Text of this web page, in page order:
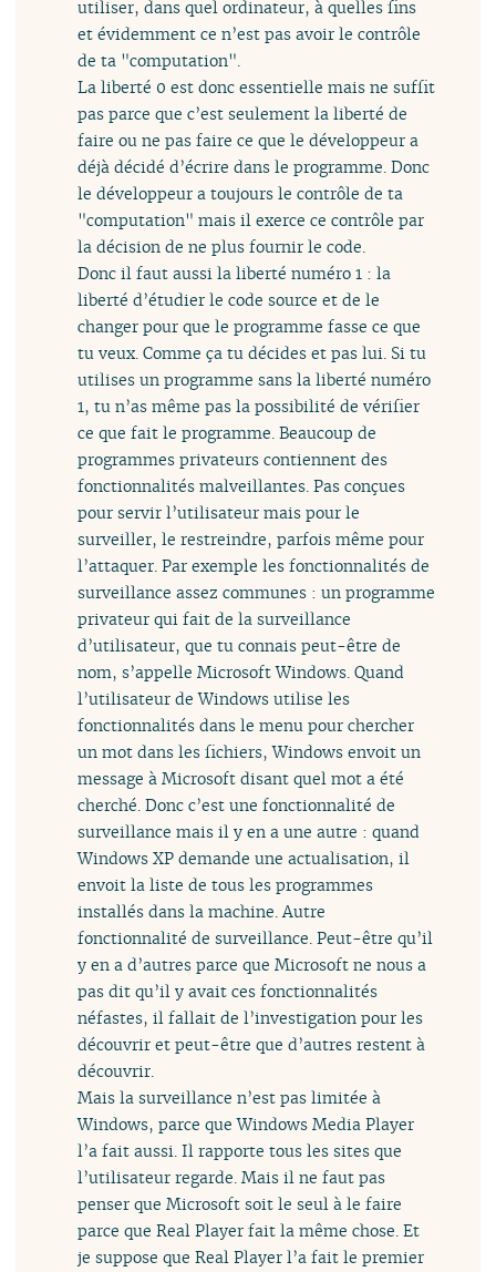
utiliser, dans quel ordinateur, à quelles fins
et évidemment ce n’est pas avoir le contrôle
de ta "computation".
La liberté 0 est donc essentielle mais ne suffit
pas parce que c’est seulement la liberté de
faire ou ne pas faire ce que le développeur a
déjà décidé d’écrire dans le programme. Donc
le développeur a toujours le contrôle de ta
"computation" mais il exerce ce contrôle par
la décision de ne plus fournir le code.
Donc il faut aussi la liberté numéro 1 : la
liberté d’étudier le code source et de le
changer pour que le programme fasse ce que
tu veux. Comme ça tu décides et pas lui. Si tu
utilises un programme sans la liberté numéro
1, tu n’as même pas la possibilité de vérifier
ce que fait le programme. Beaucoup de
programmes privateurs contiennent des
fonctionnalités malveillantes. Pas conçues
pour servir l’utilisateur mais pour le
surveiller, le restreindre, parfois même pour
l’attaquer. Par exemple les fonctionnalités de
surveillance assez communes : un programme
privateur qui fait de la surveillance
d’utilisateur, que tu connais peut-être de
nom, s’appelle Microsoft Windows. Quand
l’utilisateur de Windows utilise les
fonctionnalités dans le menu pour chercher
un mot dans les fichiers, Windows envoit un
message à Microsoft disant quel mot a été
cherché. Donc c’est une fonctionnalité de
surveillance mais il y en a une autre : quand
Windows XP demande une actualisation, il
envoit la liste de tous les programmes
installés dans la machine. Autre
fonctionnalité de surveillance. Peut-être qu’il
y en a d’autres parce que Microsoft ne nous a
pas dit qu’il y avait ces fonctionnalités
néfastes, il fallait de l’investigation pour les
découvrir et peut-être que d’autres restent à
découvrir.
Mais la surveillance n’est pas limitée à
Windows, parce que Windows Media Player
l’a fait aussi. Il rapporte tous les sites que
l’utilisateur regarde. Mais il ne faut pas
penser que Microsoft soit le seul à le faire
parce que Real Player fait la même chose. Et
je suppose que Real Player l’a fait le premier